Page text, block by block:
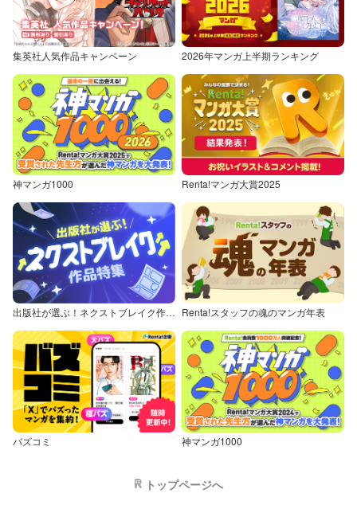
集英社人気作品キャンペーン 2026年マンガ上半期ランキング
神マンガ1000 Renta!マンガ大賞2025
出版社が選ぶ！ネクストブレイク作品特集 Renta!スタッフの魂のマンガ年表
バズコミ 神マンガ1000
トップページへ